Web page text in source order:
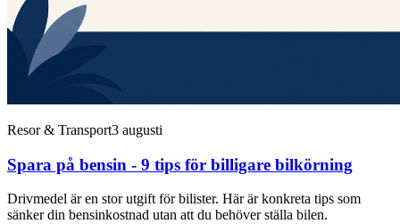
Resor & Transport3 augusti
Spara på bensin - 9 tips för billigare bilkörning
Drivmedel är en stor utgift för bilister. Här är konkreta tips som
sänker din bensinkostnad utan att du behöver ställa bilen.